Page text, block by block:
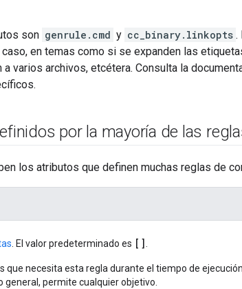
son genrule.cmd y cc_binary.linkopts .
en temas como si se expanden las
varios archivos, etcétera. Consulta la
por la mayoría de las
los atributos que definen muchas reglas de
. El valor predeterminado es []
que necesita esta regla durante el tiempo de
general, permite cualquier objetivo.